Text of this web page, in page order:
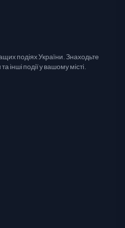
подіях України. Знаходьте
інші події у вашому місті.